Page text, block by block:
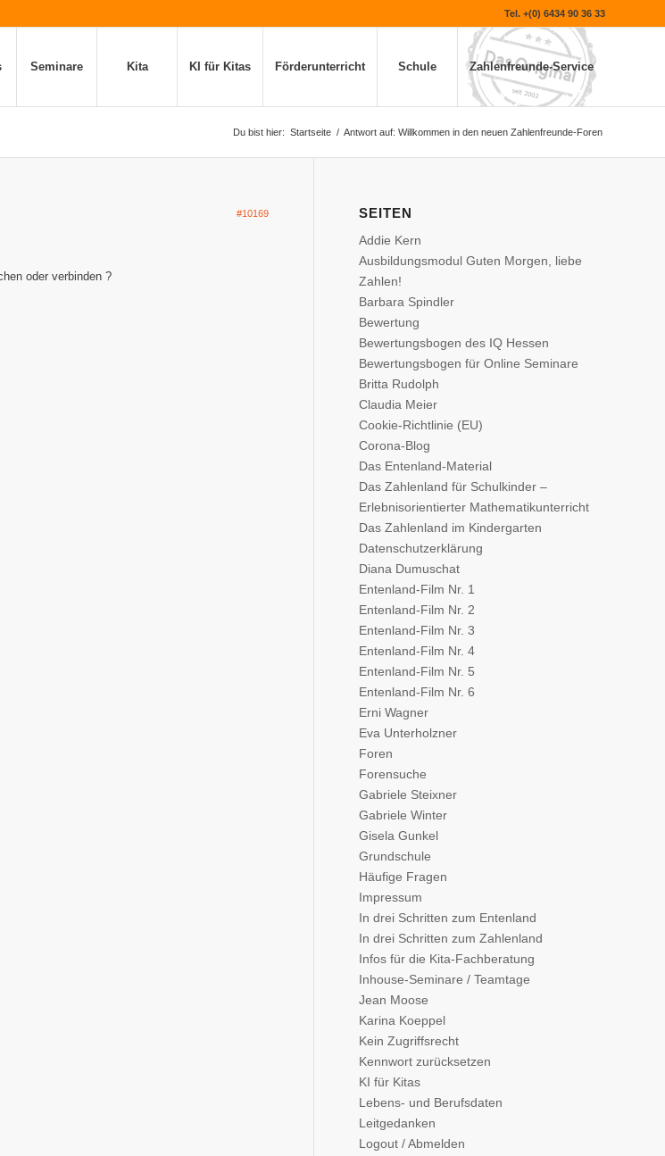
Tel. +(0) 6434 90 36 33
Seminare Kita KI für Kitas Förderunterricht Schule Zahlenfreunde-Service
Du bist hier: Startseite / Antwort auf: Willkommen in den neuen Zahlenfreunde-Foren
#10169
oder verbinden ?
SEITEN
Addie Kern
Ausbildungsmodul Guten Morgen, liebe
Zahlen!
Barbara Spindler
Bewertung
Bewertungsbogen des IQ Hessen
Bewertungsbogen für Online Seminare
Britta Rudolph
Claudia Meier
Cookie-Richtlinie (EU)
Corona-Blog
Das Entenland-Material
Das Zahlenland für Schulkinder –
Erlebnisorientierter Mathematikunterricht
Das Zahlenland im Kindergarten
Datenschutzerklärung
Diana Dumuschat
Entenland-Film Nr. 1
Entenland-Film Nr. 2
Entenland-Film Nr. 3
Entenland-Film Nr. 4
Entenland-Film Nr. 5
Entenland-Film Nr. 6
Erni Wagner
Eva Unterholzner
Foren
Forensuche
Gabriele Steixner
Gabriele Winter
Gisela Gunkel
Grundschule
Häufige Fragen
Impressum
In drei Schritten zum Entenland
In drei Schritten zum Zahlenland
Infos für die Kita-Fachberatung
Inhouse-Seminare / Teamtage
Jean Moose
Karina Koeppel
Kein Zugriffsrecht
Kennwort zurücksetzen
KI für Kitas
Lebens- und Berufsdaten
Leitgedanken
Logout / Abmelden